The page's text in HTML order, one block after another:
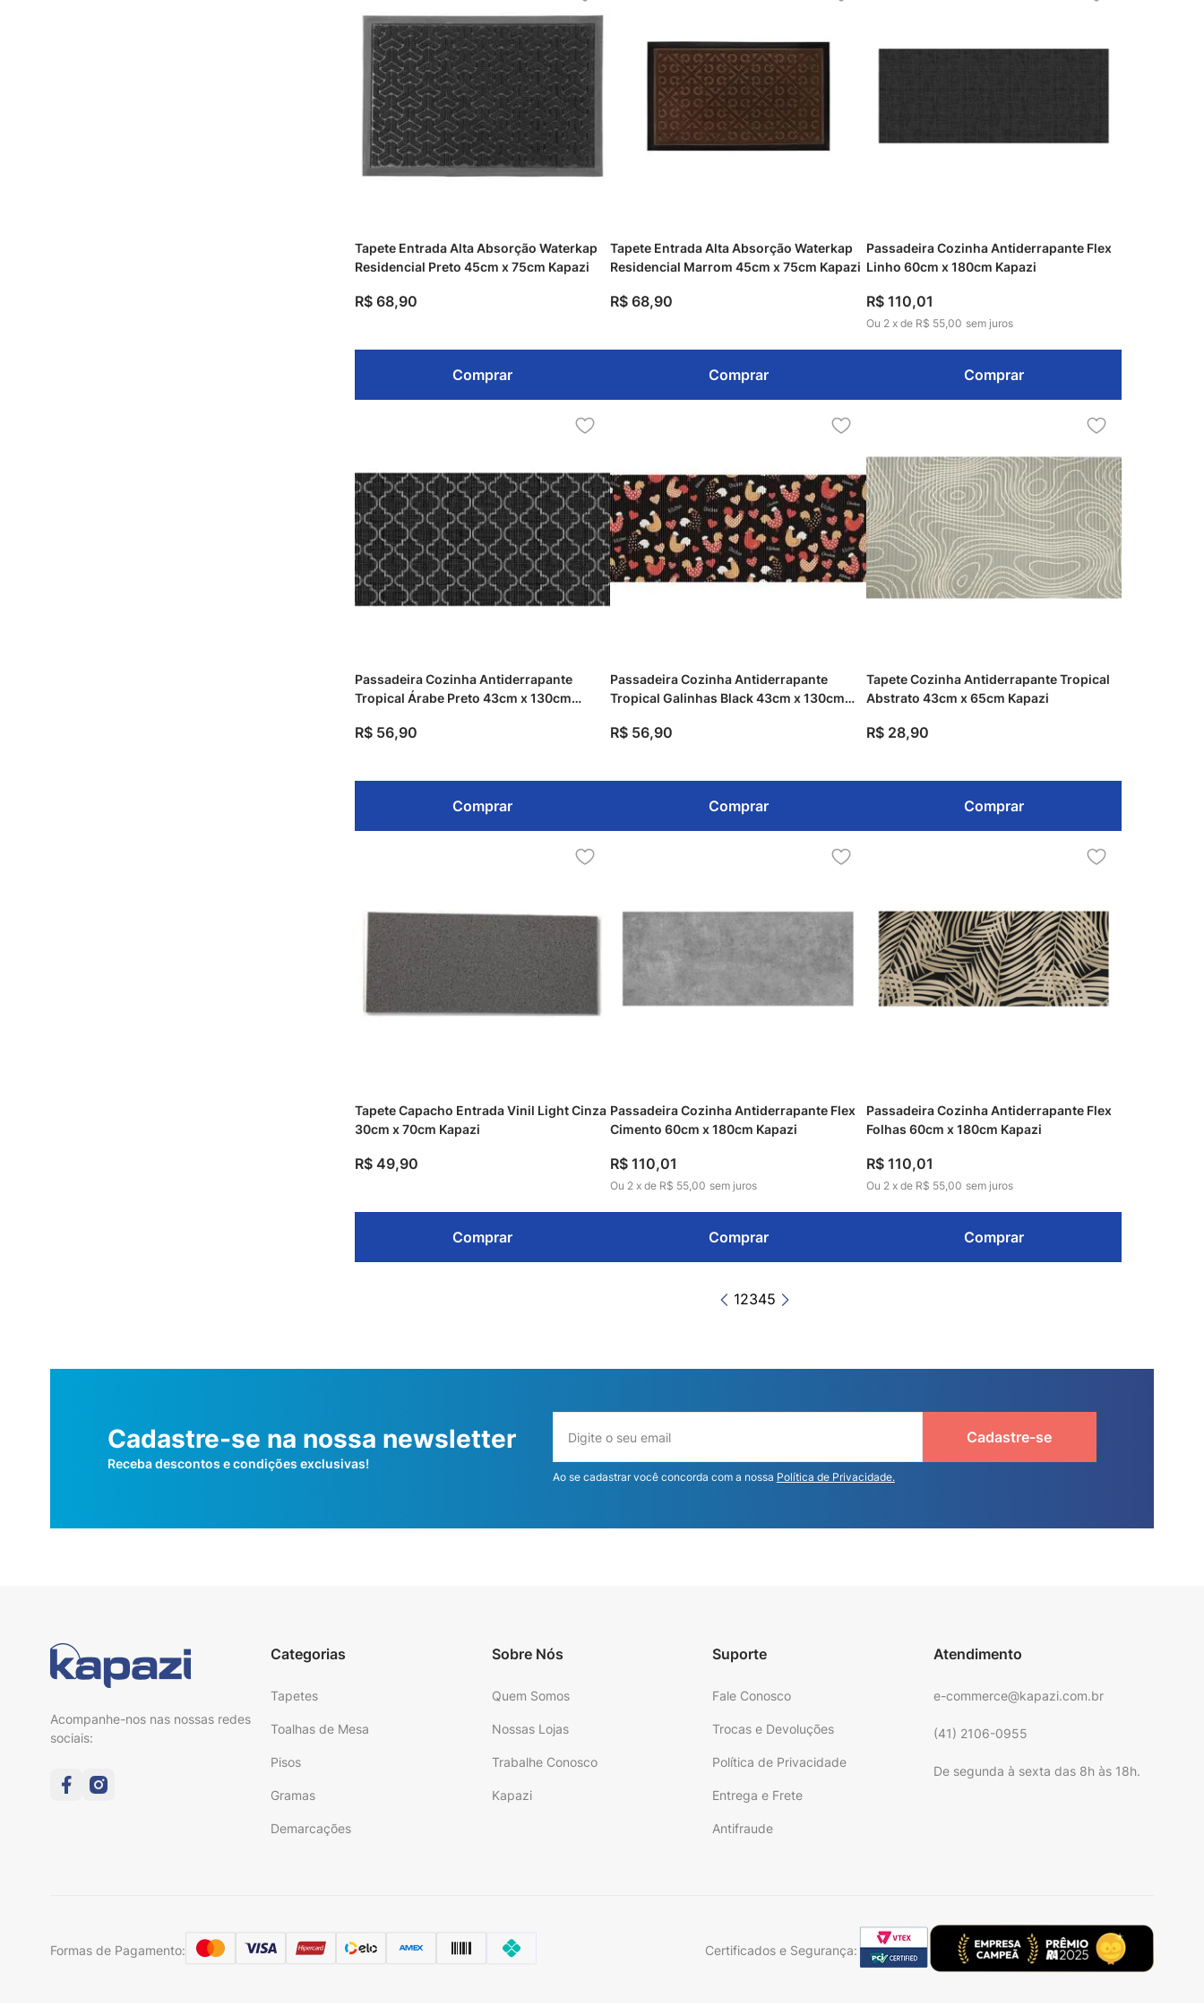
Tapete Entrada Alta Absorção Waterkap
Residencial Preto 45cm x 75cm Kapazi
R$ 68,90
Comprar
Tapete Entrada Alta Absorção Waterkap
Residencial Marrom 45cm x 75cm Kapazi
R$ 68,90
Comprar
Passadeira Cozinha Antiderrapante Flex
Linho 60cm x 180cm Kapazi
R$ 110,01
Ou 2 xde R$ 55,00 sem juros
Comprar
Passadeira Cozinha Antiderrapante
Tropical Árabe Preto 43cm x 130cm
R$ 56,90
Comprar
Passadeira Cozinha Antiderrapante
Tropical Galinhas Black 43cm x 130cm
R$ 56,90
Comprar
Tapete Cozinha Antiderrapante Tropical
Abstrato 43cm x 65cm Kapazi
R$ 28,90
Comprar
Tapete Capacho Entrada Vinil Light Cinza
30cm x 70cm Kapazi
R$ 49,90
Comprar
Passadeira Cozinha Antiderrapante Flex
Cimento 60cm x 180cm Kapazi
R$ 110,01
Ou 2 x de R$ 55,00 sem juros
Comprar
Passadeira Cozinha Antiderrapante Flex
Folhas 60cm x 180cm Kapazi
R$ 110,01
Ou 2 xde R$ 55,00 sem juros
Comprar
12345
Cadastre-se na nossa newsletter
Receba descontos e condições exclusivas!
Cadastre-se
Ao se cadastrar você concorda com a nossa Política de Privacidade.
Acompanhe-nos nas nossas redes
sociais:
Categorias
Tapetes
Toalhas de Mesa
Pisos
Gramas
Demarcações
Sobre Nós
Quem Somos
Nossas Lojas
Trabalhe Conosco
Kapazi
Suporte
Fale Conosco
Trocas e Devoluções
Política de Privacidade
Entrega e Frete
Antifraude
Atendimento
e-commerce@kapazi.com.br
(41) 2106-0955
De segunda à sexta das 8h às 18h.
Formas de Pagamento: Certificados e Segurança: